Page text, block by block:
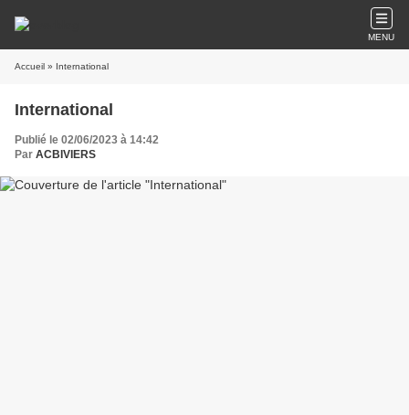
MENU
Accueil » International
International
Publié le 02/06/2023 à 14:42
Par ACBIVIERS